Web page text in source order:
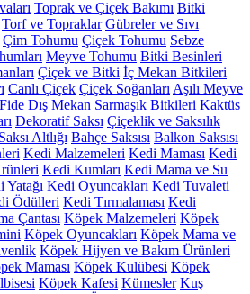
Toprak ve Çiçek Bakımı Bitki
Torf ve Topraklar Gübreler ve Sıvı
Çim Tohumu Çiçek Tohumu Sebze
Meyve Tohumu Bitki Besinleri
Çiçek ve Bitki İç Mekan Bitkileri
Canlı Çiçek Çiçek Soğanları Aşılı Meyve
Fide Dış Mekan Sarmaşık Bitkileri Kaktüs
Dekoratif Saksı Çiçeklik ve Saksılık
Saksı Altlığı Bahçe Saksısı Balkon Saksısı
Kedi Malzemeleri Kedi Maması Kedi
Kedi Kumları Kedi Mama ve Su
Yatağı Kedi Oyuncakları Kedi Tuvaleti
Ödülleri Kedi Tırmalaması Kedi
Çantası Köpek Malzemeleri Köpek
Köpek Oyuncakları Köpek Mama ve
Köpek Hijyen ve Bakım Ürünleri
Maması Köpek Kulübesi Köpek
Köpek Kafesi Kümesler Kuş